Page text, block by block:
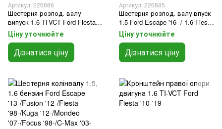
Артикул: 226886
Шестерня розпод. валу
випуск 1.6 Ti-VCT Ford Fiesta
'10-'18
Ціну уточнюйте
Дізнатися ціну
Артикул: 226885
Шестерня розпод. валу впуск
1.5 Ford Escape '16- / 1.6 Fiesta
'11- / 1.5 Fusion '13- / 1.6 Transit
Connect '13-'14
Ціну уточнюйте
Дізнатися ціну